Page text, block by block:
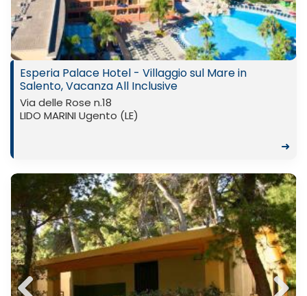
ous
Esperia Palace Hotel - Villaggio sul Mare in
Salento, Vacanza All Inclusive
Via delle Rose n.18
LIDO MARINI Ugento (LE)
➜